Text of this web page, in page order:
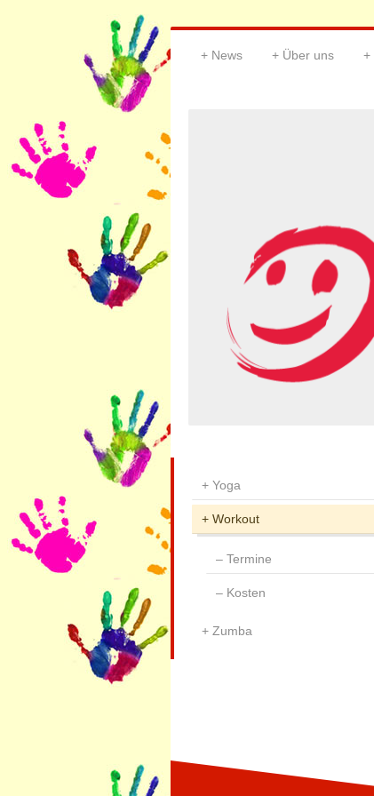
News Über uns
Yoga
Workout
Termine
Kosten
Zumba